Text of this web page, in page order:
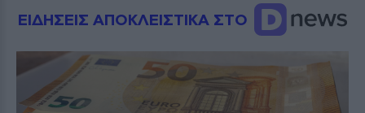
ΕΙΔΗΣΕΙΣ ΑΠΟΚΛΕΙΣΤΙΚΑ ΣΤΟ